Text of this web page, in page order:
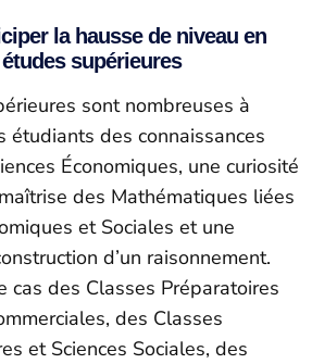
la hausse de niveau en
études supérieures
sont nombreuses à
étudiants des connaissances
Économiques, une curiosité
des Mathématiques liées
et Sociales et une
d’un raisonnement.
cas des Classes Préparatoires
des Classes
et Sciences Sociales, des